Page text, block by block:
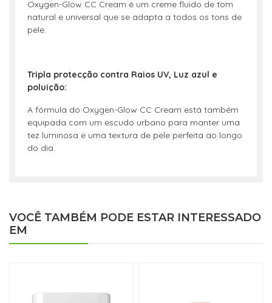
Oxygen-Glow CC Cream é um creme fluido de tom
natural e universal que se adapta a todos os tons de
pele.
Tripla protecção contra Raios UV, Luz azul e
poluição:
A fórmula do Oxygen-Glow CC Cream está também
equipada com um escudo urbano para manter uma
tez luminosa e uma textura de pele perfeita ao longo
do dia.
VOCÊ TAMBÉM PODE ESTAR INTERESSADO
EM